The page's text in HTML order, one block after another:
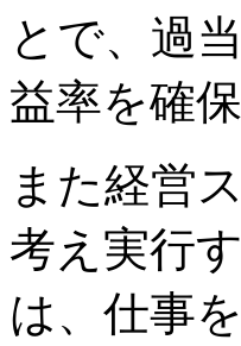
とで、過
益率を確
また経営
考え実行
は、仕事